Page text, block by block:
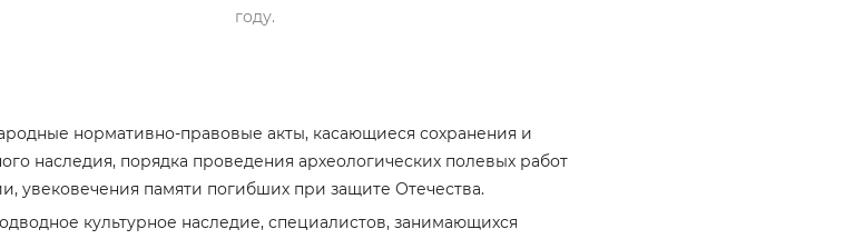
году.
нормативно-правовые акты, касающиеся сохранения и
наследия, порядка проведения археологических полевых работ
увековечения памяти погибших при защите Отечества.
культурное наследие, специалистов, занимающихся